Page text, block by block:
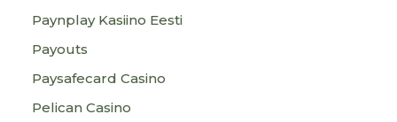
Paynplay Kasiino Eesti
Payouts
Paysafecard Casino
Pelican Casino